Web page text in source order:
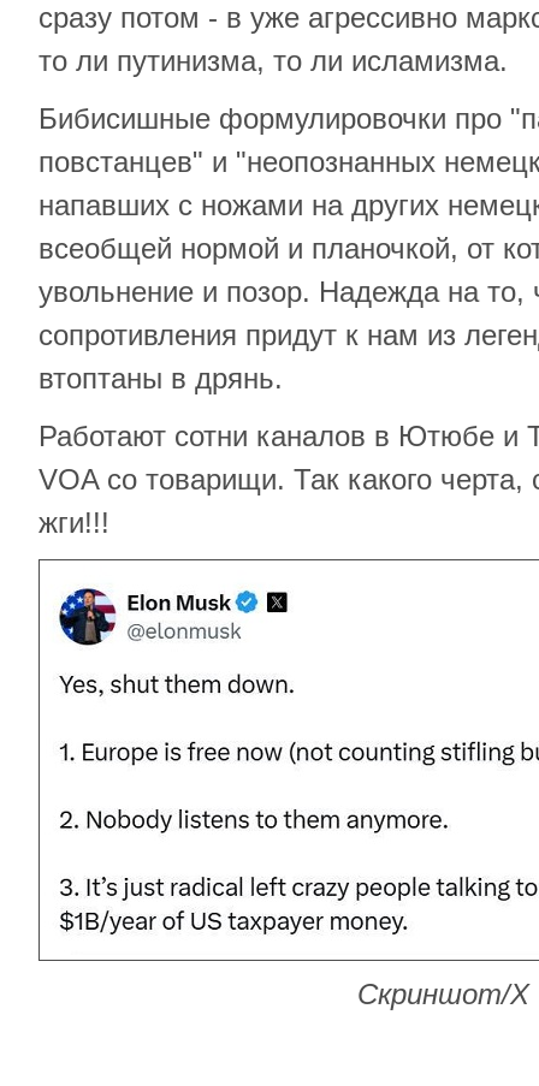
сразу потом - в уже агрессивно
то ли путинизма, то ли исламизма.
Бибисишные формулировочки про
повстанцев" и "неопознанных
напавших с ножами на других
всеобщей нормой и планочкой, от
увольнение и позор. Надежда на то,
сопротивления придут к нам из
втоптаны в дрянь.
Работают сотни каналов в Ютюбе и
VOA со товарищи. Так какого
жги!!!
Скриншот/X